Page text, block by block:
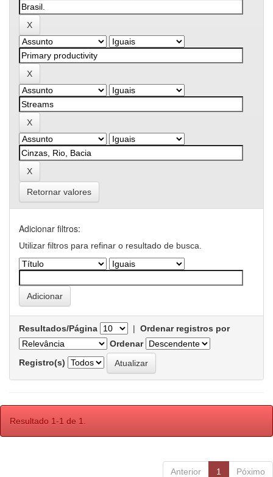
Retornar valores
Adicionar filtros:
Utilizar filtros para refinar o resultado de busca.
Resultados/Página | Ordenar registros por
Ordenar
Registro(s)
Resultado 1-1 de 1.
Anterior 1 Póximo